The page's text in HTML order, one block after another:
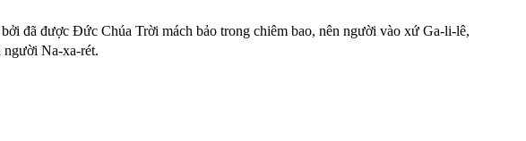
đã được Ðức Chúa Trời mách bảo trong chiêm bao, nên người vào xứ Ga-li-lê,
người Na-xa-rét.